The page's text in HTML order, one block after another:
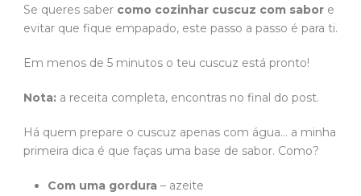
Se queres saber como cozinhar cuscuz com sabor e
evitar que fique empapado, este passo a passo é para ti.
Em menos de 5 minutos o teu cuscuz está pronto!
Nota: a receita completa, encontras no final do post.
Há quem prepare o cuscuz apenas com água… a minha
primeira dica é que faças uma base de sabor. Como?
Com uma gordura – azeite